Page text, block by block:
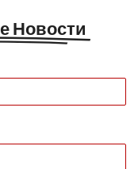
Новости